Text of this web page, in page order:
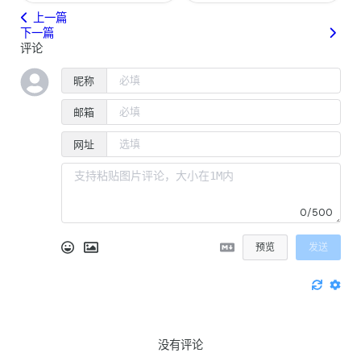
上一篇
下一篇
评论
昵称
邮箱
网址
0/500
预览 发送
没有评论